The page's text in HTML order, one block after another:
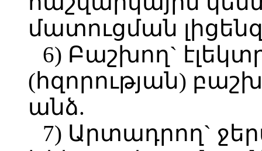
մատուցման
6) Բաշխող`
(հզորության)
անձ.
7) Արտադրող`